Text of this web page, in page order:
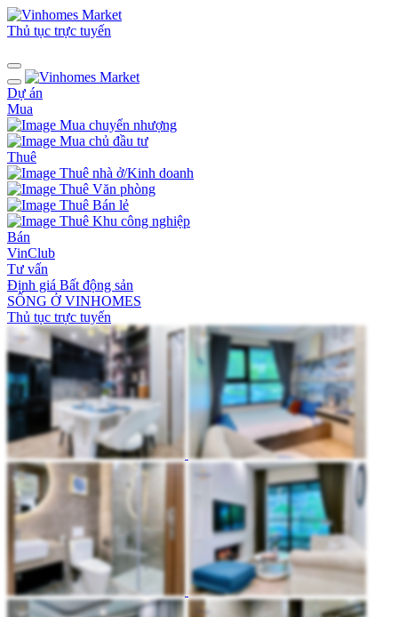
Thủ tục trực tuyến
Dự án
Mua
Mua chuyển nhượng
Mua chủ đầu tư
Thuê
Thuê nhà ở/Kinh doanh
Thuê Văn phòng
Thuê Bán lẻ
Thuê Khu công nghiệp
Bán
VinClub
Tư vấn
Định giá Bất động sản
SỐNG Ở VINHOMES
Thủ tục trực tuyến